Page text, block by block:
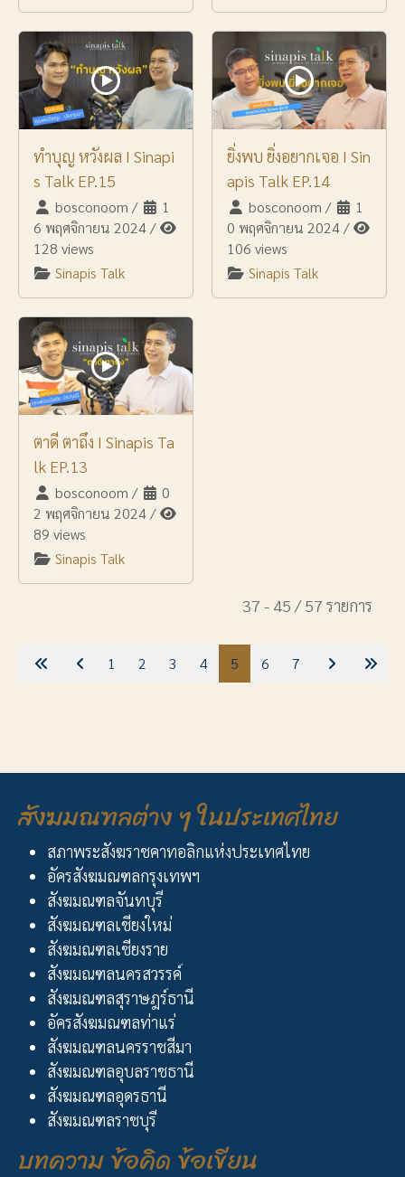
ทำบุญ หวังผล I Sinapi
s Talk EP.15
bosconoom /
1
6 พฤศจิกายน 2024/
128 views
Sinapis Talk
ยิ่งพบ ยิ่งอยากเจอ I Sin
apis Talk EP.14
bosconoom /
1
0 พฤศจิกายน 2024/
106 views
Sinapis Talk
ตาดี ตาถึง I Sinapis Ta
lk EP.13
bosconoom /
0
2 พฤศจิกายน 2024/
89 views
Sinapis Talk
37 - 45 / 57 รายการ
1 2 3 4 5 6 7
สังฆมณฑลต่าง ๆ ในประเทศไทย
สภาพระสังฆราชคาทอลิกแห่งประเทศไทย
อัครสังฆมณฑลกรุงเทพฯ
สังฆมณฑลจันทบุรี
สังฆมณฑลเชียงใหม่
สังฆมณฑลเชียงราย
สังฆมณฑลนครสวรรค์
สังฆมณฑลสุราษฎร์ธานี
อัครสังฆมณฑลท่าแร่
สังฆมณฑลนครราชสีมา
สังฆมณฑลอุบลราชธานี
สังฆมณฑลอุดรธานี
สังฆมณฑลราชบุรี
บทความ ข้อคิด ข้อเขียน